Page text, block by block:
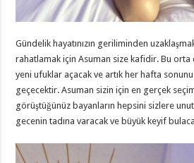
Gündelik hayatınızın geriliminden
rahatlamak için Asuman size kafidir. Bu orta
yeni ufuklar açacak ve artık her hafta
geçecektir. Asuman sizin için en gerçek
görüştüğünüz bayanların hepsini sizlere
gecenin tadına varacak ve büyük keyif